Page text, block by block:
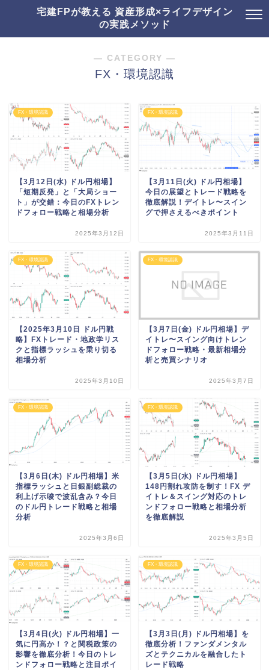
宅建FPが教える 資産形成×ライフデザイン
の実践メソッド
― CATEGORY ―
FX・環境認識
FX・環境認識
【3月12日(水) ドル円相場】
「短期反発」と「大局ショー
ト」が交錯：今日のFXトレン
ドフォロー戦略と相場分析
2025年3月12日
FX・環境認識
【3月11日(火) ドル円相場】
今日の展望とトレード戦略を
徹底解説！デイトレ〜スイン
グで押さえるべきポイント
2025年3月11日
FX・環境認識
【2025年3月10日 ドル円戦
略】FXトレード・地政学リス
クと指標ラッシュを乗り切る
相場分析
2025年3月10日
FX・環境認識
【3月7日(金) ドル円相場】デ
イトレ〜スイング向けトレン
ドフォロー戦略・最新相場分
析と売買シナリオ
2025年3月7日
FX・環境認識
【3月6日(木) ドル円相場】米
指標ラッシュと日銀副総裁の
利上げ示唆で波乱含み？今日
のドル円トレード戦略と相場
分析
2025年3月6日
FX・環境認識
【3月5日(水) ドル円相場】
148円割れ攻防を制す！FX デ
イトレ＆スイング対応のトレ
ンドフォロー戦略と相場分析
を徹底解説
2025年3月5日
FX・環境認識
【3月4日(火) ドル円相場】一
気に円高か！？と関税政策の
影響を徹底分析！今日のトレ
ンドフォロー戦略と注目ポイ
FX・環境認識
【3月3日(月) ドル円相場】を
徹底分析！ファンダメンタル
ズとテクニカルを融合したト
レード戦略